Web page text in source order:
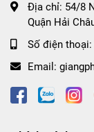
Địa chỉ: 54/8
Quận Hải
Số điện thoại:
Email: